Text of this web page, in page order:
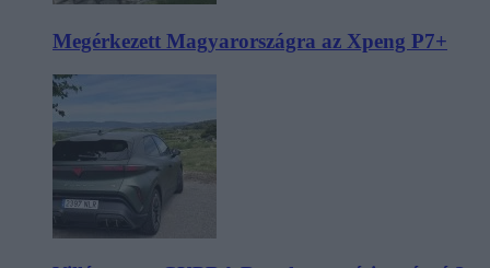
Megérkezett Magyarországra az Xpeng P7+